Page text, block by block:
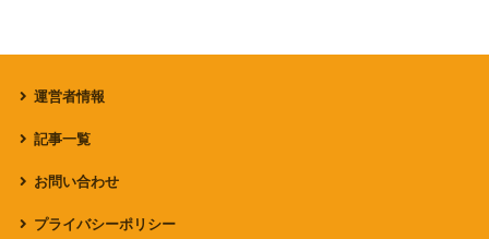
運営者情報
記事一覧
お問い合わせ
プライバシーポリシー